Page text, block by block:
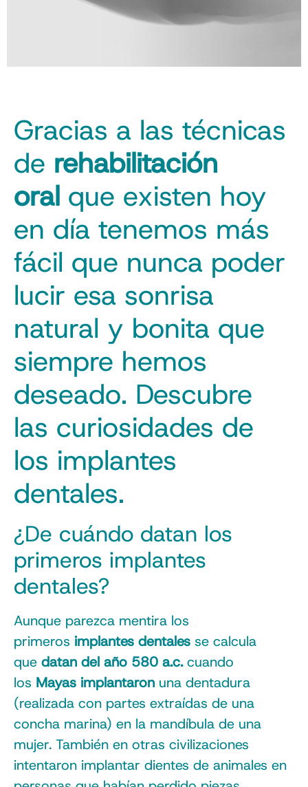
Gracias a las técnicas
de rehabilitación
oral que existen hoy
en día tenemos más
fácil que nunca poder
lucir esa sonrisa
natural y bonita que
siempre hemos
deseado. Descubre
las curiosidades de
los implantes
dentales.
¿De cuándo datan los
primeros implantes
dentales?
Aunque parezca mentira los
primeros implantes dentales se calcula
que datan del año 580 a.c.cuando
los Mayas implantaron una dentadura
(realizada con partes extraídas de una
concha marina) en la mandíbula de una
mujer. También en otras civilizaciones
intentaron implantar dientes de animales en